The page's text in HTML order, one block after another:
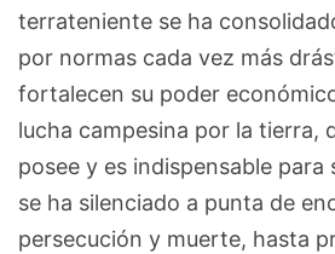
terrateniente se ha
por normas cada vez más
fortalecen su poder
lucha campesina por la tierra,
posee y es indispensable para
se ha silenciado a punta de
persecución y muerte, hasta